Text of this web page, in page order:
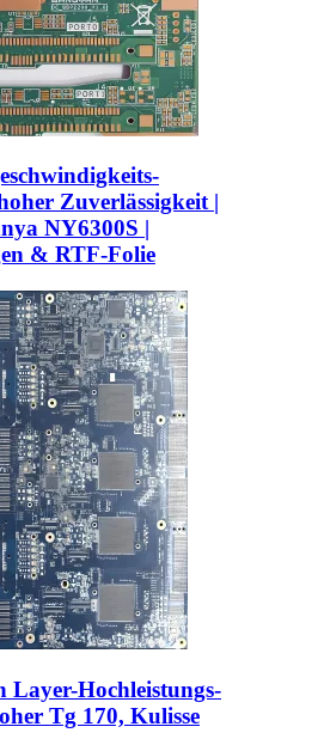
Zuverlässigkeit |
NY6300S |
& RTF-Folie
Layer-Hochleistungs-
Tg 170, Kulisse